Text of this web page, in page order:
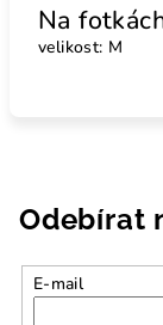
Na
velikost: M
Odebírat
E-mail